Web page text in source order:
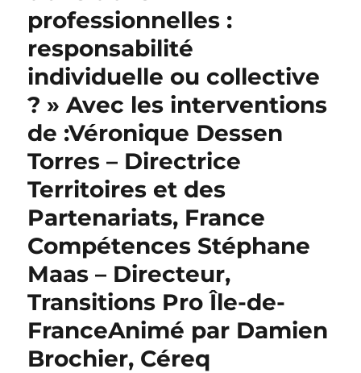
professionnelles :
responsabilité
individuelle ou collective
? » Avec les interventions
de :Véronique Dessen
Torres – Directrice
Territoires et des
Partenariats, France
Compétences Stéphane
Maas – Directeur,
Transitions Pro Île-de-
FranceAnimé par Damien
Brochier, Céreq